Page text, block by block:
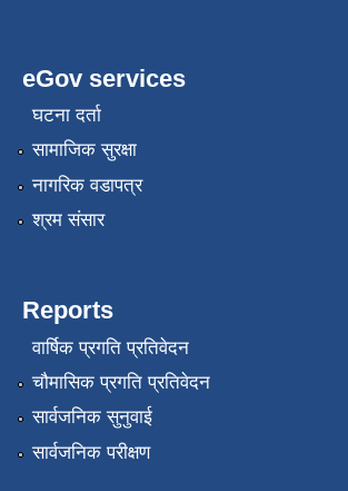
eGov services
घटना दर्ता
सामाजिक सुरक्षा
नागरिक वडापत्र
श्रम संसार
Reports
वार्षिक प्रगति प्रतिवेदन
चौमासिक प्रगति प्रतिवेदन
सार्वजनिक सुनुवाई
सार्वजनिक परीक्षण